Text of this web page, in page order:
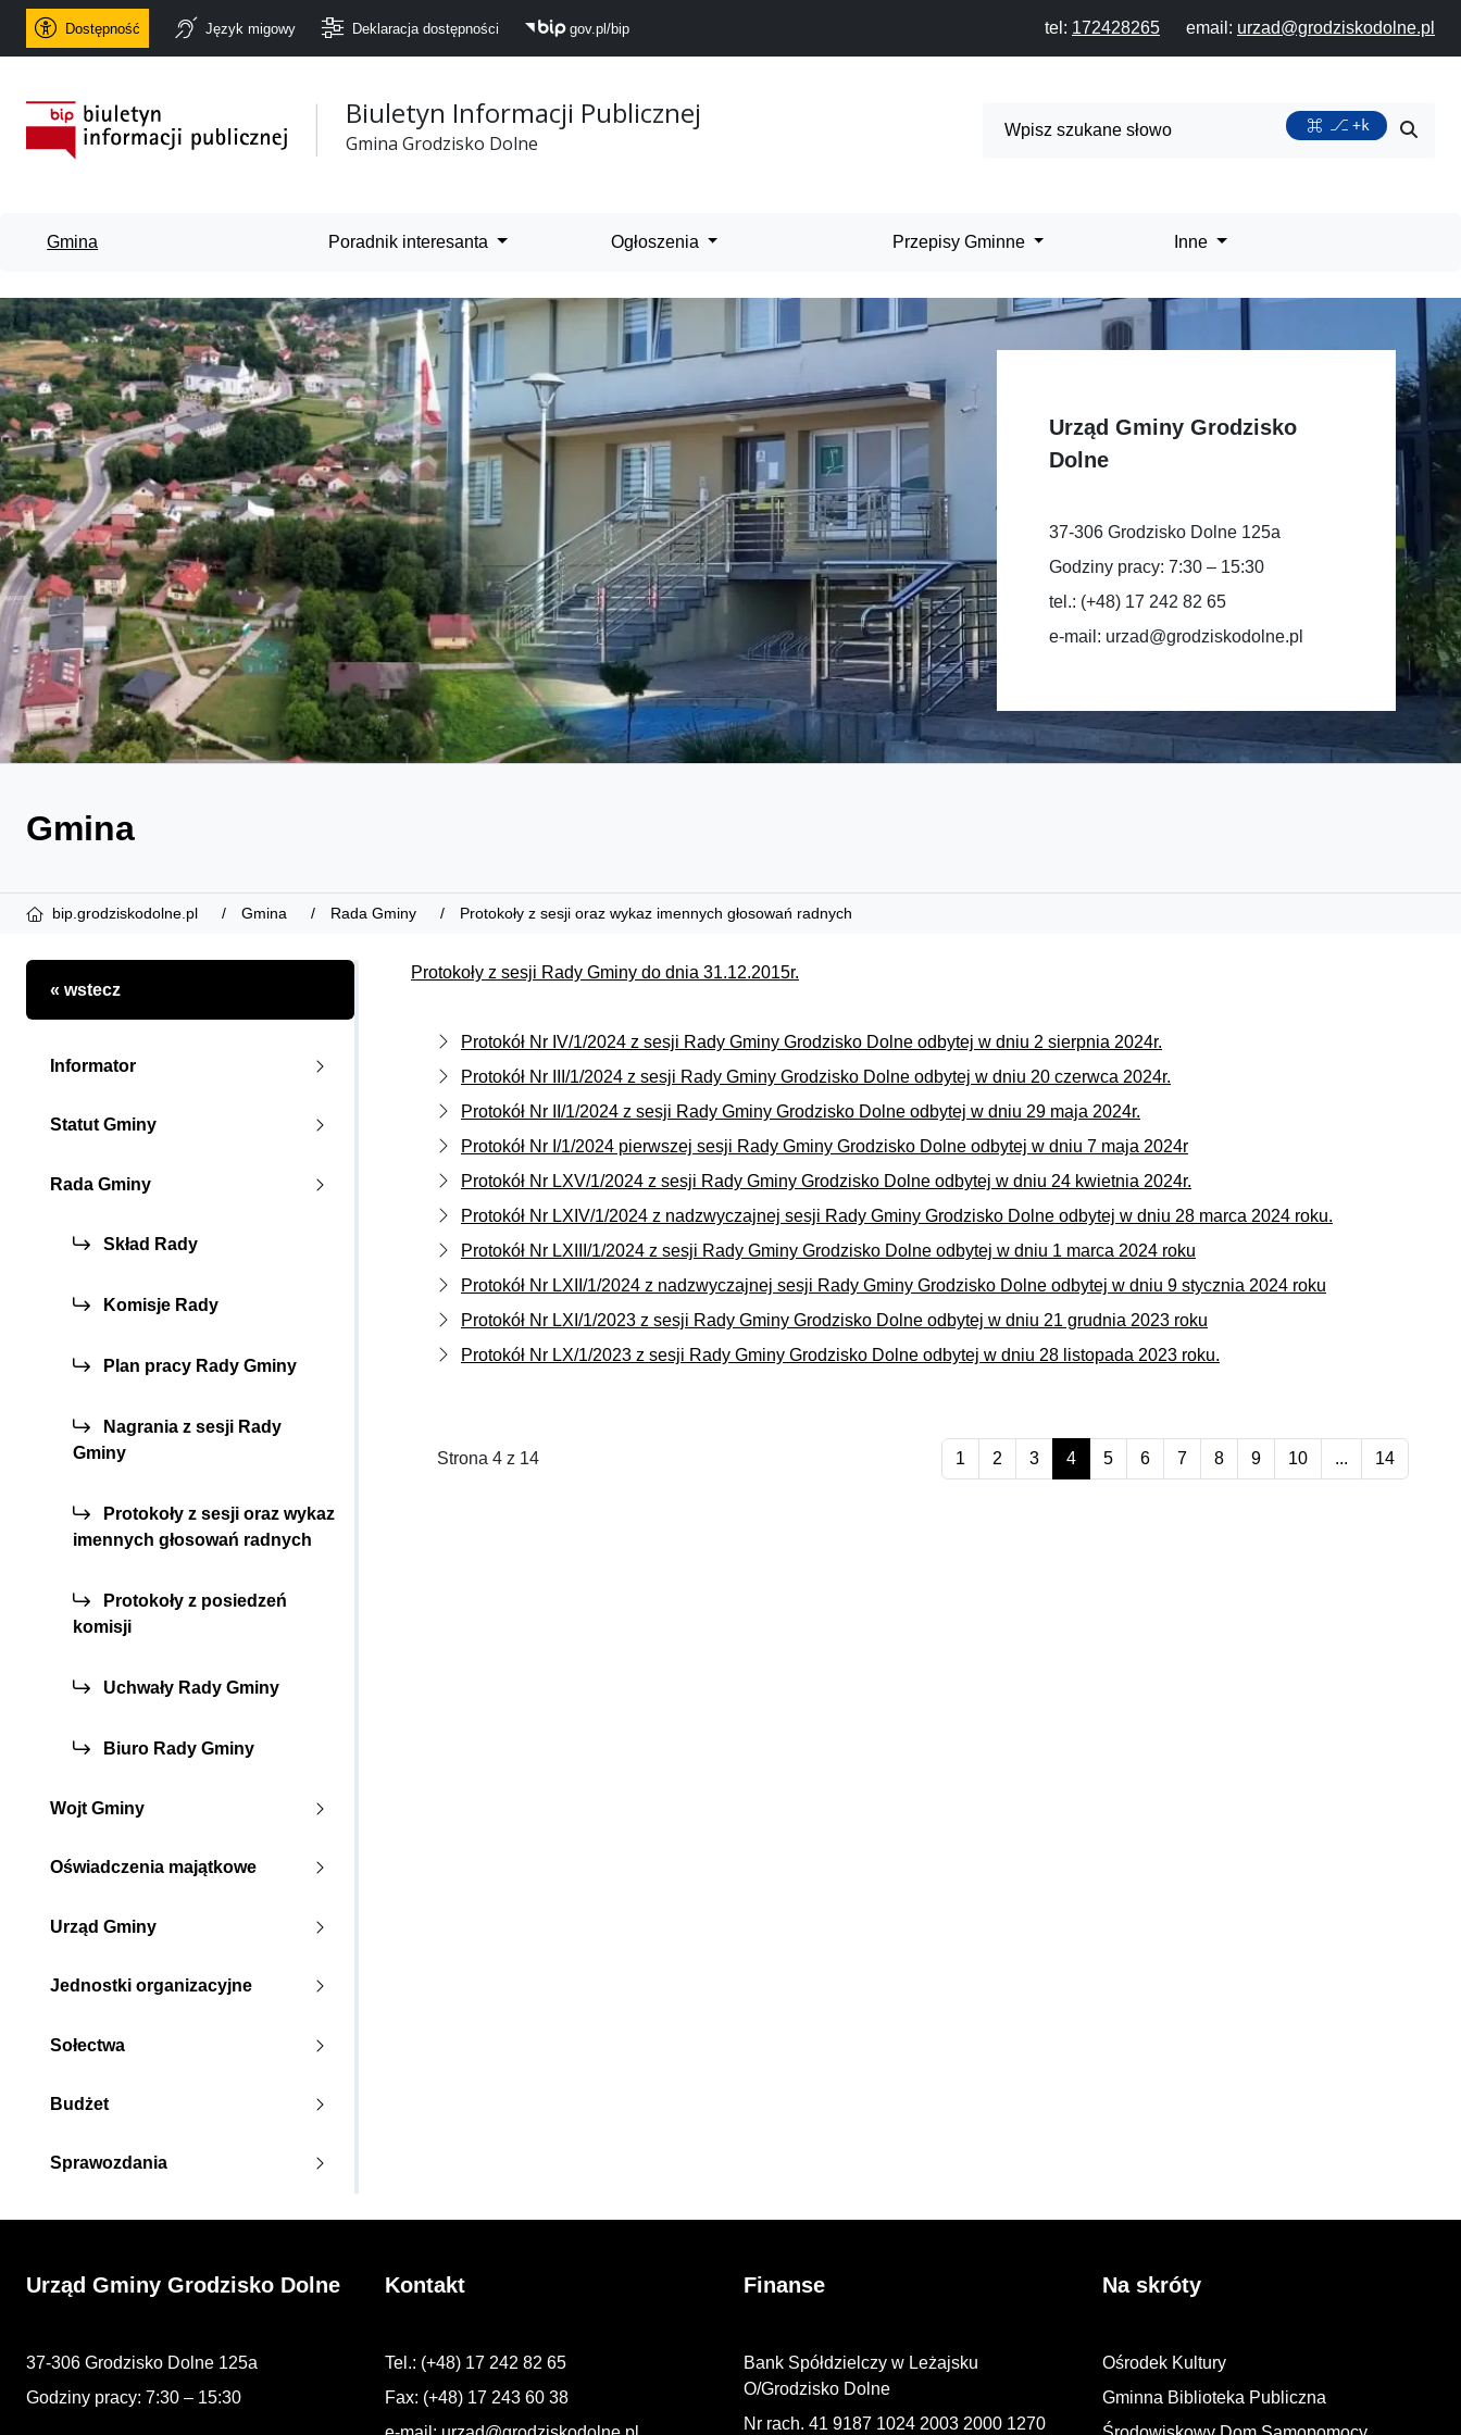
Dostępność Język migowy Deklaracja dostępności gov.pl/bip tel: 172428265 email: urzad@grodziskodolne.pl
Urząd Gminy Grodzisko Dolne
Biuletyn Informacji Publicznej
Gmina Grodzisko Dolne
Wyszukiwarka +k
Gmina Poradnik interesanta Ogłoszenia Przepisy Gminne Inne
Urząd Gminy Grodzisko
Dolne
37-306 Grodzisko Dolne 125a
Godziny pracy: 7:30 – 15:30
tel.: (+48) 17 242 82 65
e-mail: urzad@grodziskodolne.pl
Gmina
bip.grodziskodolne.pl Gmina Rada Gminy Protokoły z sesji oraz wykaz imennych głosowań radnych
« wstecz
Informator
Statut Gminy
Rada Gminy
Skład Rady
Komisje Rady
Plan pracy Rady Gminy
Nagrania z sesji Rady
Gminy
Protokoły z sesji oraz wykaz
imennych głosowań radnych
Protokoły z posiedzeń
komisji
Uchwały Rady Gminy
Biuro Rady Gminy
Wojt Gminy
Oświadczenia majątkowe
Urząd Gminy
Jednostki organizacyjne
Sołectwa
Budżet
Sprawozdania
Protokoły z sesji Rady Gminy do dnia 31.12.2015r.
Protokół Nr IV/1/2024 z sesji Rady Gminy Grodzisko Dolne odbytej w dniu 2 sierpnia 2024r.
Protokół Nr III/1/2024 z sesji Rady Gminy Grodzisko Dolne odbytej w dniu 20 czerwca 2024r.
Protokół Nr II/1/2024 z sesji Rady Gminy Grodzisko Dolne odbytej w dniu 29 maja 2024r.
Protokół Nr I/1/2024 pierwszej sesji Rady Gminy Grodzisko Dolne odbytej w dniu 7 maja 2024r
Protokół Nr LXV/1/2024 z sesji Rady Gminy Grodzisko Dolne odbytej w dniu 24 kwietnia 2024r.
Protokół Nr LXIV/1/2024 z nadzwyczajnej sesji Rady Gminy Grodzisko Dolne odbytej w dniu 28 marca 2024 roku.
Protokół Nr LXIII/1/2024 z sesji Rady Gminy Grodzisko Dolne odbytej w dniu 1 marca 2024 roku
Protokół Nr LXII/1/2024 z nadzwyczajnej sesji Rady Gminy Grodzisko Dolne odbytej w dniu 9 stycznia 2024 roku
Protokół Nr LXI/1/2023 z sesji Rady Gminy Grodzisko Dolne odbytej w dniu 21 grudnia 2023 roku
Protokół Nr LX/1/2023 z sesji Rady Gminy Grodzisko Dolne odbytej w dniu 28 listopada 2023 roku.
Strona 4 z 14 1 2 3 4 5 6 7 8 9 10 ... 14
Urząd Gminy Grodzisko Dolne
37-306 Grodzisko Dolne 125a
Godziny pracy: 7:30 – 15:30
Kontakt
Tel.: (+48) 17 242 82 65
Fax: (+48) 17 243 60 38
Finanse
Bank Spółdzielczy w Leżajsku
O/Grodzisko Dolne
Nr rach. 41 9187 1024 2003 2000 1270
Na skróty
Ośrodek Kultury
Gminna Biblioteka Publiczna